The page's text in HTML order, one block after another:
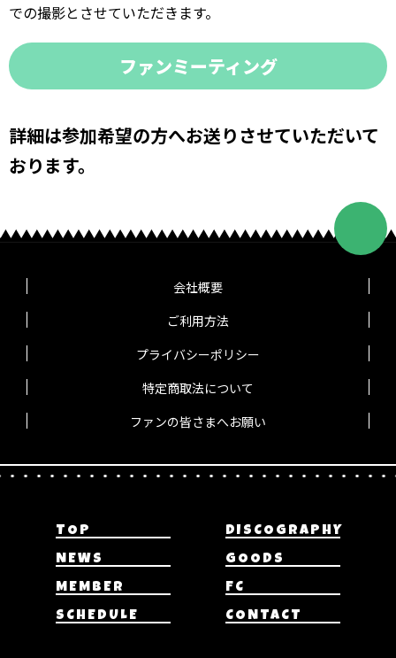
での撮影とさせていただきます。
ファンミーティング
詳細は参加希望の方へお送りさせていただいて
おります。
会社概要
ご利用方法
プライバシーポリシー
特定商取法について
ファンの皆さまへお願い
TOP
DISCOGRAPHY
NEWS
GOODS
MEMBER
FC
SCHEDULE
CONTACT